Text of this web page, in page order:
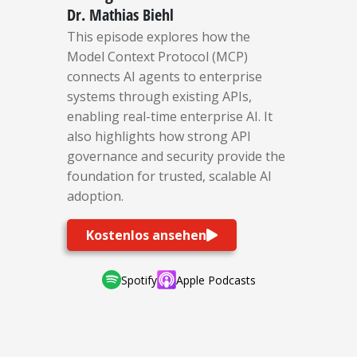
Dr. Mathias Biehl
This episode explores how the
Model Context Protocol (MCP)
connects AI agents to enterprise
systems through existing APIs,
enabling real-time enterprise AI. It
also highlights how strong API
governance and security provide the
foundation for trusted, scalable AI
adoption.
Kostenlos ansehen
Spotify Apple Podcasts